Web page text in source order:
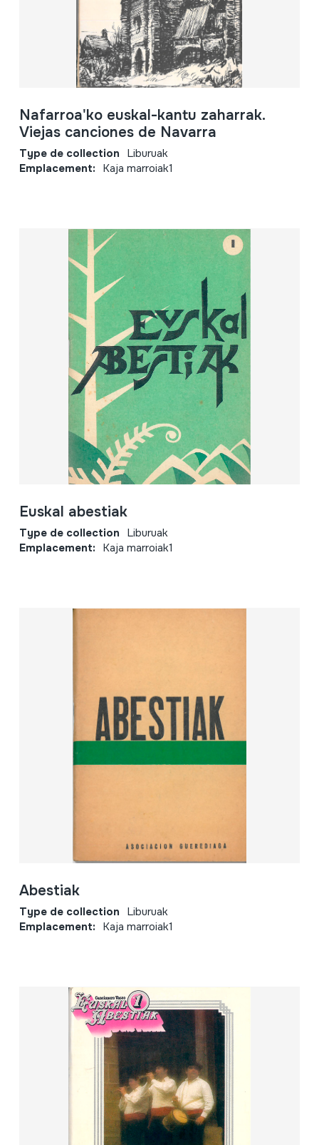
Nafarroa'ko euskal-kantu zaharrak.
Viejas canciones de Navarra
Type de collection Liburuak
Emplacement: Kaja marroiak1
Euskal abestiak
Type de collection Liburuak
Emplacement: Kaja marroiak1
Abestiak
Type de collection Liburuak
Emplacement: Kaja marroiak1